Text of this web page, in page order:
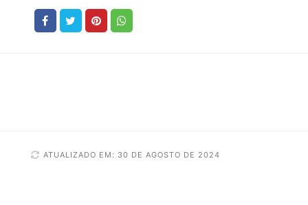
ATUALIZADO EM: 30 DE AGOSTO DE 2024